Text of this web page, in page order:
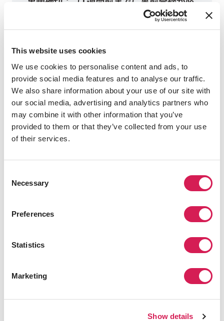
This website uses cookies
We use cookies to personalise content and ads, to
provide social media features and to analyse our traffic.
We also share information about your use of our site with
our social media, advertising and analytics partners who
may combine it with other information that you’ve
provided to them or that they’ve collected from your use
of their services.
Selection
Necessary
Preferences
Statistics
Marketing
Show details
プログラム費用（概算）：
プログラム費用について
出願受付終了
Fall 2026 Language Pathway +
10月中旬 - 6月中旬
要）
プログラム費用（概算）：